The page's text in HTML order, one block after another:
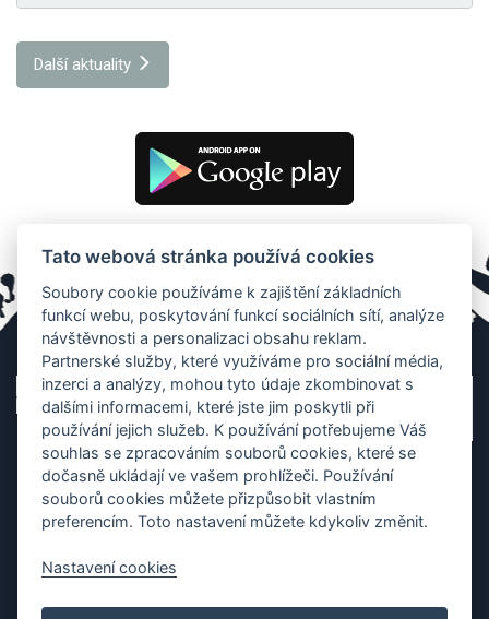
Další aktuality
Tato webová stránka používá cookies
Soubory cookie používáme k zajištění základních
funkcí webu, poskytování funkcí sociálních sítí, analýze
návštěvnosti a personalizaci obsahu reklam.
Partnerské služby, které využíváme pro sociální média,
inzerci a analýzy, mohou tyto údaje zkombinovat s
dalšími informacemi, které jste jim poskytli při
používání jejich služeb. K používání potřebujeme Váš
souhlas se zpracováním souborů cookies, které se
dočasně ukládají ve vašem prohlížeči. Používání
souborů cookies můžete přizpůsobit vlastním
preferencím. Toto nastavení můžete kdykoliv změnit.
Nastavení cookies